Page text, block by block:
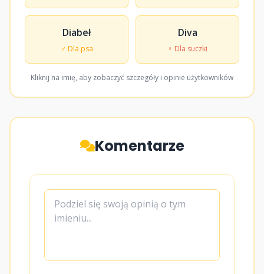
Diabeł
♂ Dla psa
Diva
♀ Dla suczki
Kliknij na imię, aby zobaczyć szczegóły i opinie użytkowników
Komentarze